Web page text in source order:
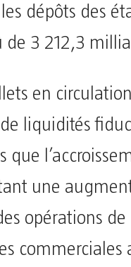
dépôts des
3 212,3
en
liquidités
que
une
opérations
commerciales